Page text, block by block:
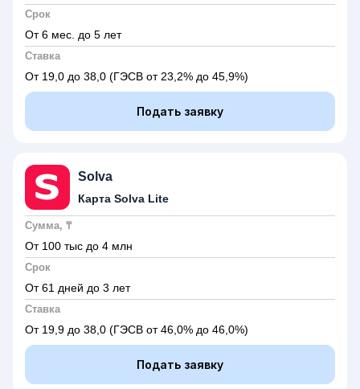
Срок
От 6 мес. до 5 лет
Ставка
От 19,0 до 38,0 (ГЭСВ от 23,2% до 45,9%)
Подать заявку
Solva
Карта Solva Lite
Сумма, ₸
От 100 тыс до 4 млн
Срок
От 61 дней до 3 лет
Ставка
От 19,9 до 38,0 (ГЭСВ от 46,0% до 46,0%)
Подать заявку